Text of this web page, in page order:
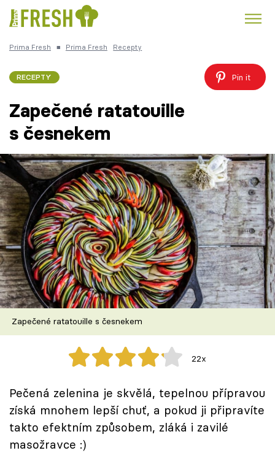
Česká kuchyně
Témata
Recepty
Články
TV Program
Škola vaření
Recepty z TV
Speciál: Cuketa
Sledujte prima+
Přihlášení
Prima Fresh ■ Prima Fresh Recepty
RECEPTY Pin it
Zapečené ratatouille
s česnekem
Zapečené ratatouille s česnekem
22x
Pečená zelenina je skvělá, tepelnou přípravou
získá mnohem lepší chuť, a pokud ji připravíte
takto efektním způsobem, zláká i zavilé
masožravce :)